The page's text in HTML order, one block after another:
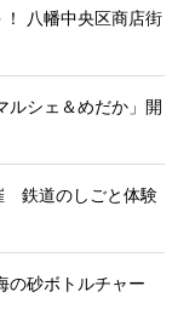
八幡中央区商店街
ルシェ＆めだか」開
鉄道のしごと体験
の砂ボトルチャー